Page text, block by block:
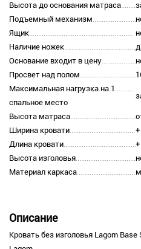
Высота до основания матраса
Подъемный механизм
Ящик
Наличие ножек
Основание входит в цену
Просвет над полом
Максимальная нагрузка на 1
спальное место
Высота матраса
Ширина кровати
Длина кровати
Высота изголовья
Материал каркаса
Описание
Кровать без изголовья Lagom